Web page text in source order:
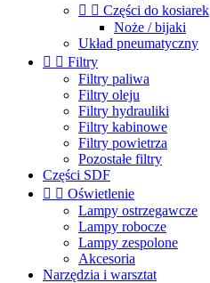
  Części do kosiarek
Noże / bijaki
Układ pneumatyczny
  Filtry
Filtry paliwa
Filtry oleju
Filtry hydrauliki
Filtry kabinowe
Filtry powietrza
Pozostałe filtry
Części SDF
  Oświetlenie
Lampy ostrzegawcze
Lampy robocze
Lampy zespolone
Akcesoria
Narzędzia i warsztat